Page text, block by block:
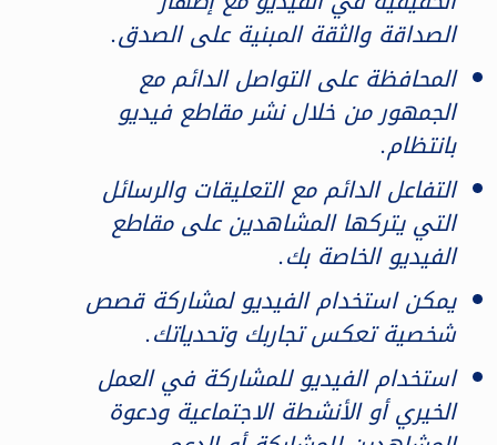
الصداقة والثقة المبنية على الصدق.
المحافظة على التواصل الدائم مع
الجمهور من خلال نشر مقاطع فيديو
بانتظام.
التفاعل الدائم مع التعليقات والرسائل
التي يتركها المشاهدين على مقاطع
الفيديو الخاصة بك.
يمكن استخدام الفيديو لمشاركة قصص
شخصية تعكس تجاربك وتحدياتك.
استخدام الفيديو للمشاركة في العمل
الخيري أو الأنشطة الاجتماعية ودعوة